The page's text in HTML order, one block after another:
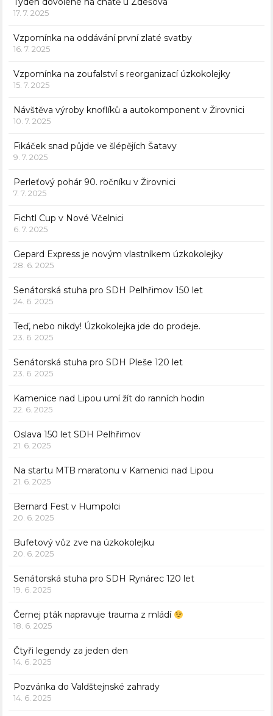
17. 7. 2025
Vzpomínka na oddávání první zlaté svatby
16. 7. 2025
Vzpomínka na zoufalství s reorganizací úzkokolejky
15. 7. 2025
Návštěva výroby knoflíků a autokomponent v Žirovnici
10. 7. 2025
Fikáček snad půjde ve šlépějích Šatavy
9. 7. 2025
Perleťový pohár 90. ročníku v Žirovnici
7. 7. 2025
Fichtl Cup v Nové Včelnici
6. 7. 2025
Gepard Express je novým vlastníkem úzkokolejky
28. 6. 2025
Senátorská stuha pro SDH Pelhřimov 150 let
24. 6. 2025
Teď, nebo nikdy! Úzkokolejka jde do prodeje.
23. 6. 2025
Senátorská stuha pro SDH Pleše 120 let
23. 6. 2025
Kamenice nad Lipou umí žít do ranních hodin
22. 6. 2025
Oslava 150 let SDH Pelhřimov
21. 6. 2025
Na startu MTB maratonu v Kamenici nad Lipou
21. 6. 2025
Bernard Fest v Humpolci
20. 6. 2025
Bufetový vůz zve na úzkokolejku
20. 6. 2025
Senátorská stuha pro SDH Rynárec 120 let
19. 6. 2025
Černej pták napravuje trauma z mládí
18. 6. 2025
Čtyři legendy za jeden den
14. 6. 2025
Pozvánka do Valdštejnské zahrady
14. 6. 2025